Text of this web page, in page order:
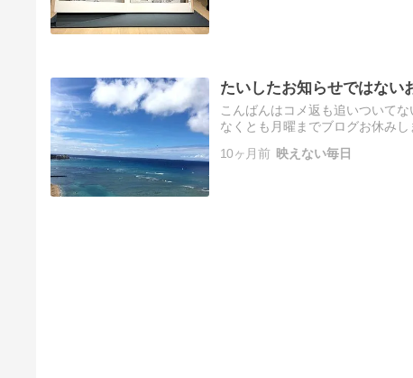
たいしたお知らせではない
こんばんはコメ返も追いついて
なくとも月曜までブログお休み
10ヶ月前 映えない毎日